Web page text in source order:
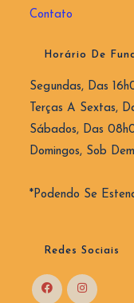
Contato
Horário De
Segundas, Das
Terças A Sextas,
Sábados, Das
Domingos, Sob
*Podendo Se
Redes Sociais